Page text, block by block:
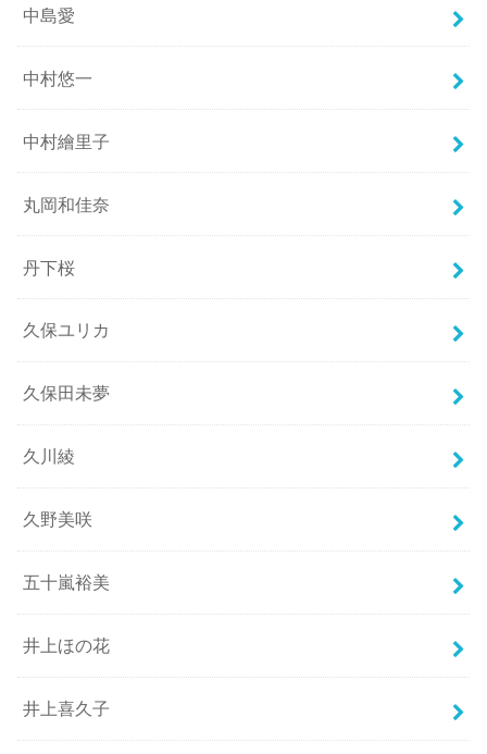
中島愛
中村悠一
中村繪里子
丸岡和佳奈
丹下桜
久保ユリカ
久保田未夢
久川綾
久野美咲
五十嵐裕美
井上ほの花
井上喜久子